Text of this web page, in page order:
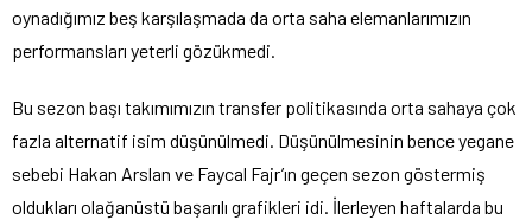
oynadığımız beş karşılaşmada da orta saha elemanlarımızın
performansları yeterli gözükmedi.
Bu sezon başı takımımızın transfer politikasında orta sahaya çok
fazla alternatif isim düşünülmedi. Düşünülmesinin bence yegane
sebebi Hakan Arslan ve Faycal Fajr’ın geçen sezon göstermiş
oldukları olağanüstü başarılı grafikleri idi. İlerleyen haftalarda bu